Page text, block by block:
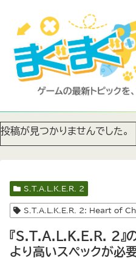
投稿が見つかりませんでした。
S.T.A.L.K.E.R. 2
S.T.A.L.K.E.R. 2: Heart of
『S.T.A.L.K.E.R. 2』の
より高いスペックが必